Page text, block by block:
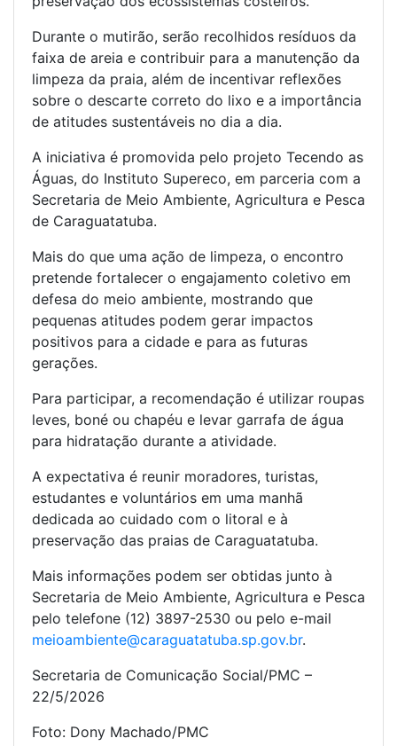
Durante o mutirão, serão recolhidos resíduos da
faixa de areia e contribuir para a manutenção da
limpeza da praia, além de incentivar reflexões
sobre o descarte correto do lixo e a importância
de atitudes sustentáveis no dia a dia.
A iniciativa é promovida pelo projeto Tecendo as
Águas, do Instituto Supereco, em parceria com a
Secretaria de Meio Ambiente, Agricultura e Pesca
de Caraguatatuba.
Mais do que uma ação de limpeza, o encontro
pretende fortalecer o engajamento coletivo em
defesa do meio ambiente, mostrando que
pequenas atitudes podem gerar impactos
positivos para a cidade e para as futuras
gerações.
Para participar, a recomendação é utilizar roupas
leves, boné ou chapéu e levar garrafa de água
para hidratação durante a atividade.
A expectativa é reunir moradores, turistas,
estudantes e voluntários em uma manhã
dedicada ao cuidado com o litoral e à
preservação das praias de Caraguatatuba.
Mais informações podem ser obtidas junto à
Secretaria de Meio Ambiente, Agricultura e Pesca
pelo telefone (12) 3897-2530 ou pelo e-mail
meioambiente@caraguatatuba.sp.gov.br.
Secretaria de Comunicação Social/PMC –
22/5/2026
Foto: Dony Machado/PMC